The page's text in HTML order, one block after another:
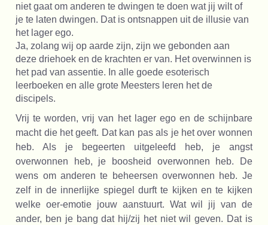
niet gaat om anderen te dwingen te doen wat jij wilt of
je te laten dwingen. Dat is ontsnappen uit de illusie van
het lager ego.
Ja, zolang wij op aarde zijn, zijn we gebonden aan
deze driehoek en de krachten er van. Het overwinnen is
het pad van assentie. In alle goede esoterisch
leerboeken en alle grote Meesters leren het de
discipels.
Vrij te worden, vrij van het lager ego en de schijnbare
macht die het geeft. Dat kan pas als je het over wonnen
heb. Als je begeerten uitgeleefd heb, je angst
overwonnen heb, je boosheid overwonnen heb. De
wens om anderen te beheersen overwonnen heb. Je
zelf in de innerlijke spiegel durft te kijken en te kijken
welke oer-emotie jouw aanstuurt. Wat wil jij van de
ander, ben je bang dat hij/zij het niet wil geven. Dat is